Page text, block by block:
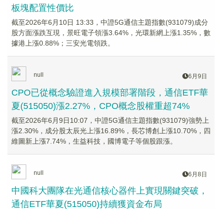
板塊配置性價比
截至2026年6月10日 13:33，中證5G通信主題指數(931079)成分
股方面漲跌互現，景旺電子領漲3.64%，光環新網上漲1.35%，數
據港上漲0.88%；三安光電領跌。
null 6月9日
CPO已從概念驗證進入規模部署階段，通信ETF華
夏(515050)漲2.27%，CPO概念股權重超74%
截至2026年6月9日10:07，中證5G通信主題指數(931079)強勢上
漲2.30%，成分股太辰光上漲16.89%，長芯博創上漲10.70%，四
維圖新上漲7.74%，生益科技，國博電子等個股跟漲。
null 6月8日
中國科大團隊在光通信核心器件上實現關鍵突破，
通信ETF華夏(515050)持續獲資金布局